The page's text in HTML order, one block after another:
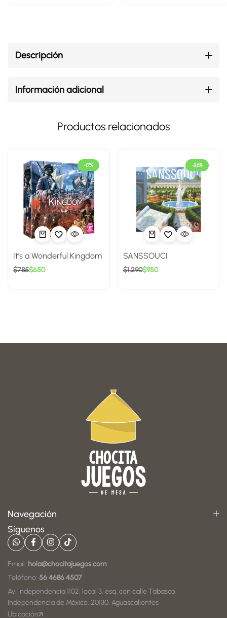
Descripción
Información adicional
Productos relacionados
-17%
It’s a Wonderful Kingdom
$785$650
-26%
SANSSOUCI
$1,290$950
Navegación
Síguenos
Email: hola@chocitajuegos.com
Teléfono: 56 4686 4507
Av. Independencia 1102, local 3, esq. con calle Tabasco,
Independencia de México, 20130, Aguascalientes
Ubicación